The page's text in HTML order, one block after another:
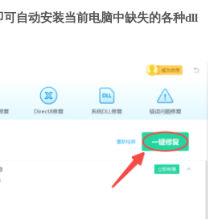
自动安装当前电脑中缺失的各种dll